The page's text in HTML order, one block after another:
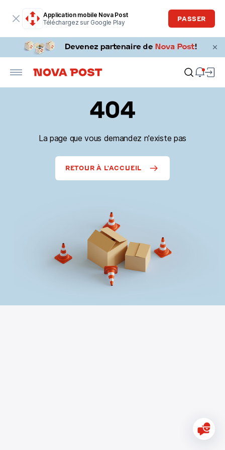
Application mobile Nova Post
Téléchargez sur Google Play
PASSER
404
La page que vous demandez n'existe pas
RETOUR À L'ACCUEIL